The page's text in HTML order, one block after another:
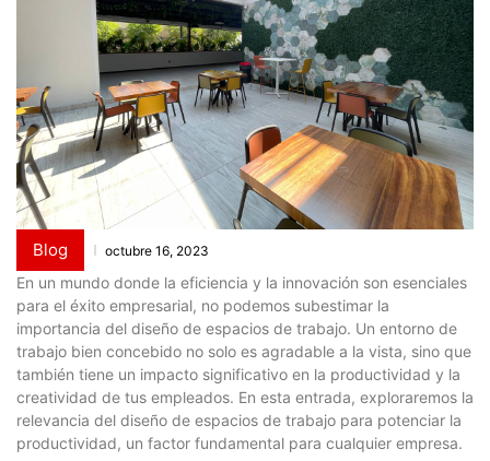
Blog octubre 16, 2023
En un mundo donde la eficiencia y la innovación son esenciales
para el éxito empresarial, no podemos subestimar la
importancia del diseño de espacios de trabajo. Un entorno de
trabajo bien concebido no solo es agradable a la vista, sino que
también tiene un impacto significativo en la productividad y la
creatividad de tus empleados. En esta entrada, exploraremos la
relevancia del diseño de espacios de trabajo para potenciar la
productividad, un factor fundamental para cualquier empresa.